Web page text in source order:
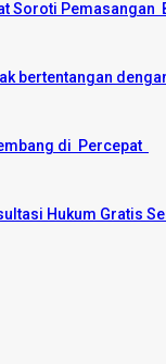
Soroti Pemasangan
bertentangan
di Percepat
Hukum Gratis